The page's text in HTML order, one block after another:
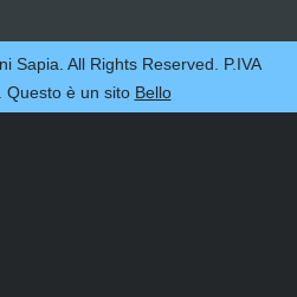
Sapia. All Rights Reserved. P.IVA
Questo è un sito Bello